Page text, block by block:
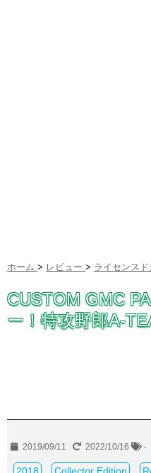
ホーム > レビュー > ライセンス
CUSTOM GMC
ー！特攻野郎A-
2019/09/11 2022/10/16 -
2018 Collector Edition